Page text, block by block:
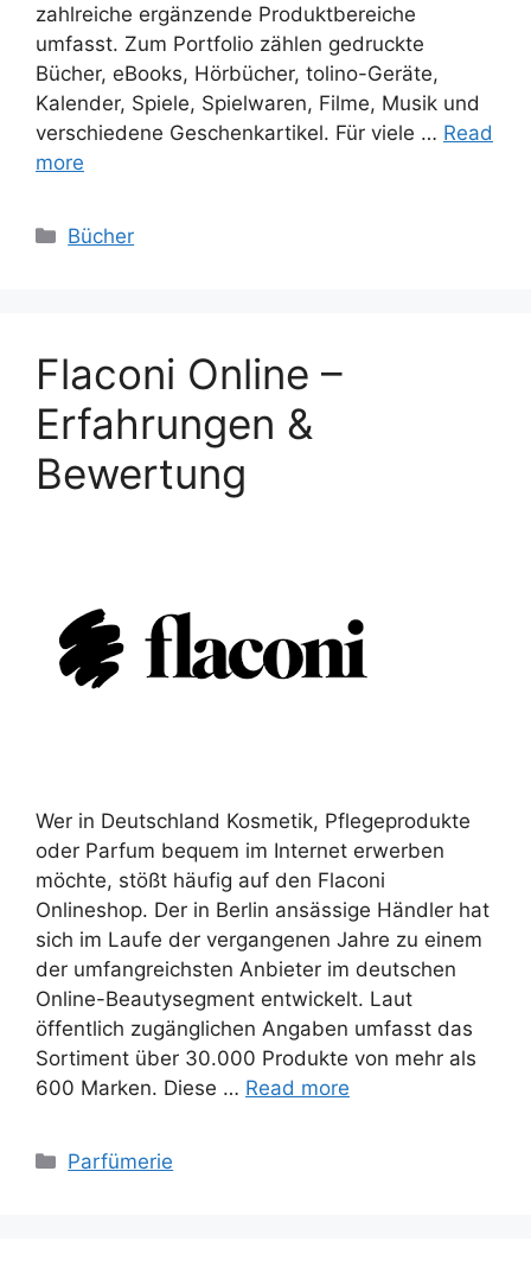
zahlreiche ergänzende Produktbereiche
umfasst. Zum Portfolio zählen gedruckte
Bücher, eBooks, Hörbücher, tolino-Geräte,
Kalender, Spiele, Spielwaren, Filme, Musik und
verschiedene Geschenkartikel. Für viele … Read
more
Categories
Bücher
Flaconi Online –
Erfahrungen &
Bewertung
Wer in Deutschland Kosmetik, Pflegeprodukte
oder Parfum bequem im Internet erwerben
möchte, stößt häufig auf den Flaconi
Onlineshop. Der in Berlin ansässige Händler hat
sich im Laufe der vergangenen Jahre zu einem
der umfangreichsten Anbieter im deutschen
Online-Beautysegment entwickelt. Laut
öffentlich zugänglichen Angaben umfasst das
Sortiment über 30.000 Produkte von mehr als
600 Marken. Diese … Read more
Categories
Parfümerie